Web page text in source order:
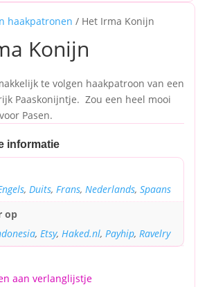
haakpatronen / Het Irma Konijn
Konijn
te volgen haakpatroon van een
Paaskonijntje. Zou een heel mooi
Pasen.
informatie
, Duits, Frans, Nederlands, Spaans
op
, Etsy, Haked.nl, Payhip, Ravelry
aan verlanglijstje